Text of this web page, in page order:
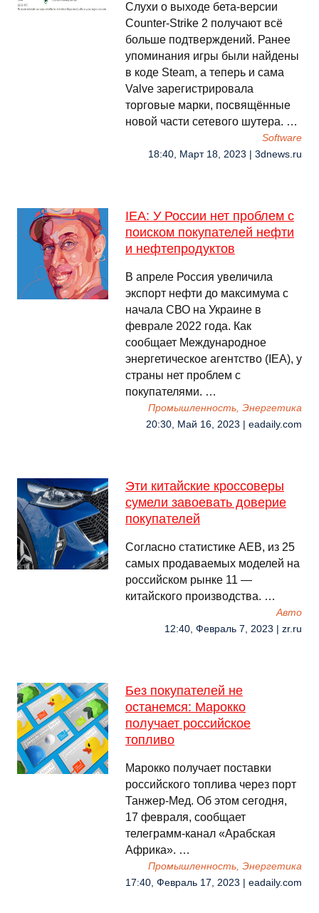
Слухи о выходе бета-версии
Counter-Strike 2 получают всё
больше подтверждений. Ранее
упоминания игры были найдены
в коде Steam, а теперь и сама
Valve зарегистрировала
торговые марки, посвящённые
новой части сетевого шутера. …
Software
18:40, Март 18, 2023 | 3dnews.ru
IEA: У России нет проблем с
поиском покупателей нефти
и нефтепродуктов
В апреле Россия увеличила
экспорт нефти до максимума с
начала СВО на Украине в
феврале 2022 года. Как
сообщает Международное
энергетическое агентство (IEA), у
страны нет проблем с
покупателями. …
Промышленность, Энергетика
20:30, Май 16, 2023 | eadaily.com
Эти китайские кроссоверы
сумели завоевать доверие
покупателей
Согласно статистике AEB, из 25
самых продаваемых моделей на
российском рынке 11 —
китайского производства. …
Авто
12:40, Февраль 7, 2023 | zr.ru
Без покупателей не
останемся: Марокко
получает российское
топливо
Марокко получает поставки
российского топлива через порт
Танжер-Мед. Об этом сегодня,
17 февраля, сообщает
телеграмм-канал «Арабская
Африка». …
Промышленность, Энергетика
17:40, Февраль 17, 2023 | eadaily.com